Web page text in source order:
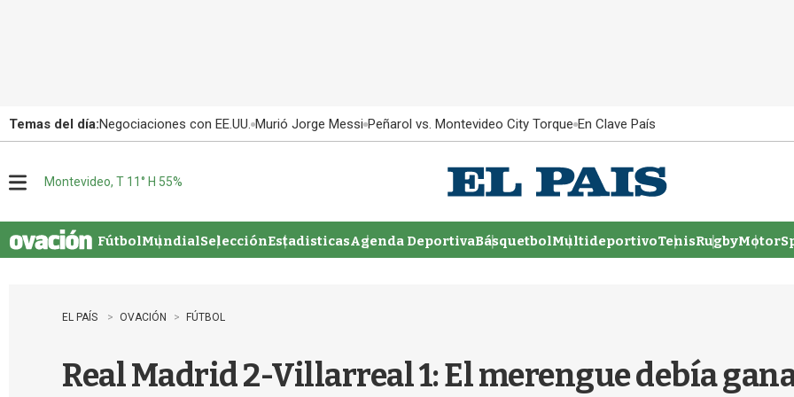
Temas del día:Negociaciones con EE.UU. Murió Jorge Messi Peñarol vs. Montevideo City Torque En Clave País
u
Montevideo, T 11° H 55%
FútbolMundialSelecciónEstadisticasAgenda DeportivaBásquetbolMultideportivoTenisRugby
EL PAÍS OVACIÓN FÚTBOL
Real Madrid 2-Villarreal 1: El merengue debía